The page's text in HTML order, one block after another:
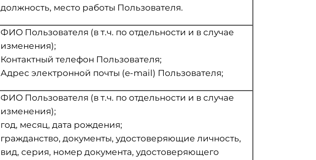
должность, место работы Пользователя.
ФИО Пользователя (в т.ч. по отдельности и в случае
изменения);
Контактный телефон Пользователя;
Адрес электронной почты (e-mail) Пользователя;
ФИО Пользователя (в т.ч. по отдельности и в случае
изменения);
год, месяц, дата рождения;
гражданство, документы, удостоверяющие личность,
вид, серия, номер документа, удостоверяющего